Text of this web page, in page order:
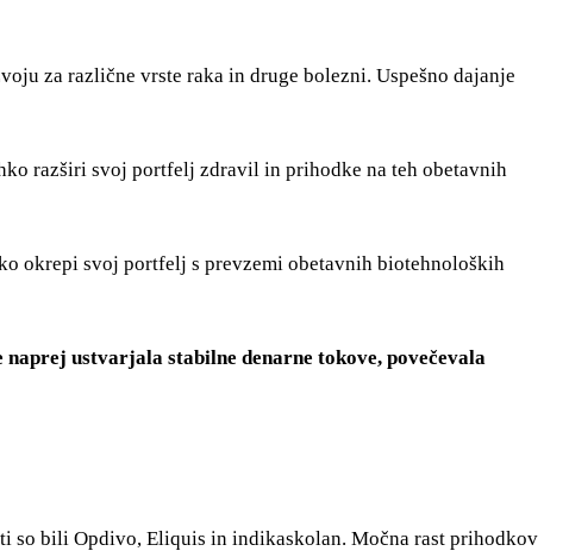
za različne vrste raka in druge bolezni. Uspešno dajanje
razširi svoj portfelj zdravil in prihodke na teh obetavnih
okrepi svoj portfelj s prevzemi obetavnih biotehnoloških
ustvarjala stabilne denarne tokove, povečevala
so bili Opdivo, Eliquis in indikaskolan. Močna rast prihodkov